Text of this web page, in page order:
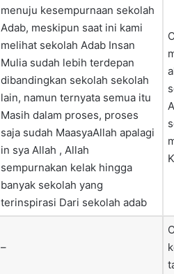
menuju kesempurnaan sekolah
Adab, meskipun saat ini kami
melihat sekolah Adab Insan
Mulia sudah lebih terdepan
dibandingkan sekolah sekolah
lain, namun ternyata semua itu
Masih dalam proses, proses
saja sudah MaasyaAllah apalagi
in sya Allah , Allah
sempurnakan kelak hingga
banyak sekolah yang
terinspirasi Dari sekolah adab
–